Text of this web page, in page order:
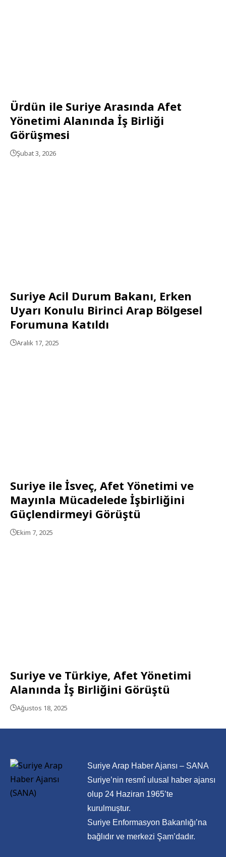
Ürdün ile Suriye Arasında Afet
Yönetimi Alanında İş Birliği
Görüşmesi
Şubat 3, 2026
Suriye Acil Durum Bakanı, Erken
Uyarı Konulu Birinci Arap Bölgesel
Forumuna Katıldı
Aralık 17, 2025
Suriye ile İsveç, Afet Yönetimi ve
Mayınla Mücadelede İşbirliğini
Güçlendirmeyi Görüştü
Ekim 7, 2025
Suriye ve Türkiye, Afet Yönetimi
Alanında İş Birliğini Görüştü
Ağustos 18, 2025
Suriye Arap Haber Ajansı – SANA
Suriye’nin resmî ulusal haber ajansı
olup 24 Haziran 1965’te
kurulmuştur.
Suriye Enformasyon Bakanlığı’na
bağlıdır ve merkezi Şam’dadır.